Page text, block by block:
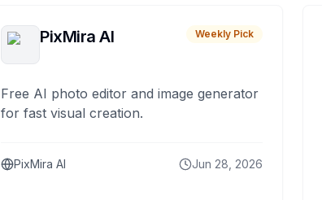
PixMira AI Weekly Pick
Free AI photo editor and image generator
for fast visual creation.
PixMira AI Jun 28, 2026